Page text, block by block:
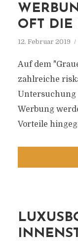
OFT DIE
12. Februar 2019
Auf dem
zahlreiche
Untersuchung
Werbung
Vorteile